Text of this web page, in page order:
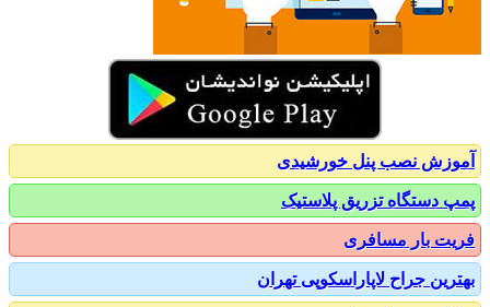
نصب پنل خورشیدی
دستگاه تزریق پلاستیک
بار مسافری
جراح لاپاراسکوپی تهران